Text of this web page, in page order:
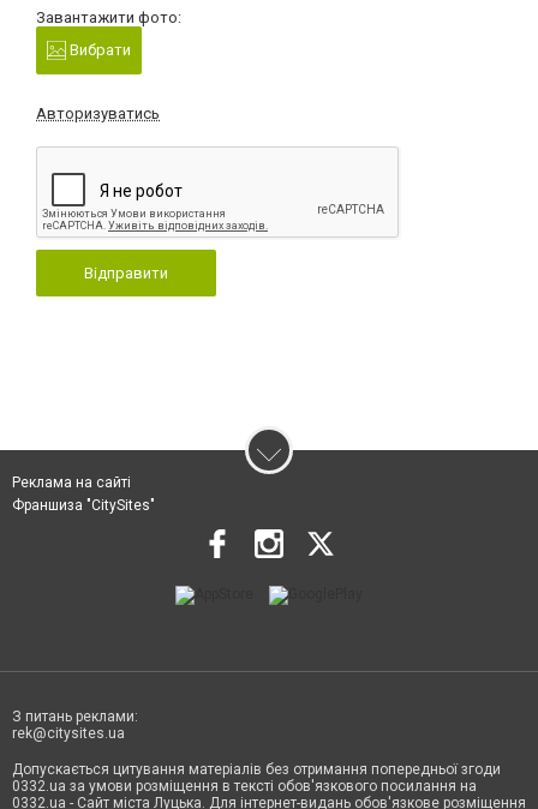
Завантажити фото:
Вибрати
Авторизуватись
Відправити
Реклама на сайті
Франшиза "CitySites"
З питань реклами:
rek@citysites.ua
Допускається цитування матеріалів без отримання попередньої згоди
0332.ua за умови розміщення в тексті обов'язкового посилання на
0332.ua - Сайт міста Луцька. Для інтернет-видань обов'язкове розміщення